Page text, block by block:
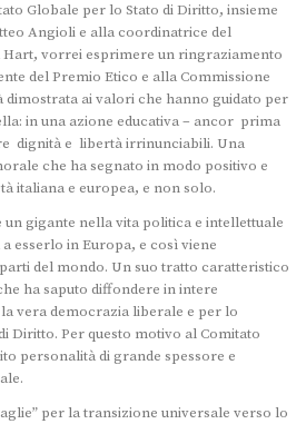
Globale per lo Stato di Diritto, insieme
Angioli e alla coordinatrice del
Hart, vorrei esprimere un ringraziamento
del Premio Etico e alla Commissione
dimostrata ai valori che hanno guidato per
in una azione educativa – ancor prima
dignità e libertà irrinunciabili. Una
che ha segnato in modo positivo e
italiana e europea, e non solo.
un gigante nella vita politica e intellettuale
esserlo in Europa, e così viene
del mondo. Un suo tratto caratteristico
ha saputo diffondere in intere
vera democrazia liberale e per lo
Diritto. Per questo motivo al Comitato
personalità di grande spessore e
per la transizione universale verso lo